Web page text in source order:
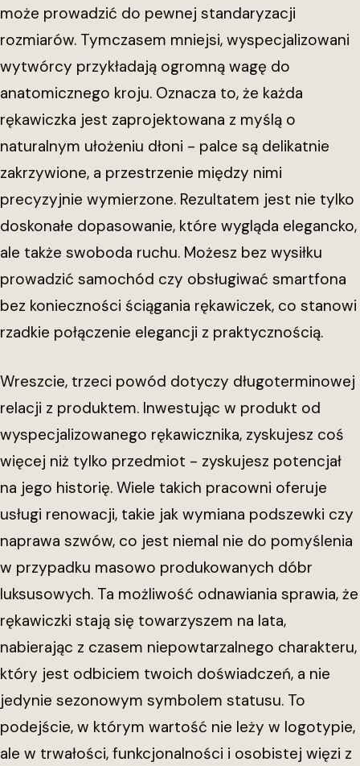
może prowadzić do pewnej standaryzacji
rozmiarów. Tymczasem mniejsi, wyspecjalizowani
wytwórcy przykładają ogromną wagę do
anatomicznego kroju. Oznacza to, że każda
rękawiczka jest zaprojektowana z myślą o
naturalnym ułożeniu dłoni - palce są delikatnie
zakrzywione, a przestrzenie między nimi
precyzyjnie wymierzone. Rezultatem jest nie tylko
doskonałe dopasowanie, które wygląda elegancko,
ale także swoboda ruchu. Możesz bez wysiłku
prowadzić samochód czy obsługiwać smartfona
bez konieczności ściągania rękawiczek, co stanowi
rzadkie połączenie elegancji z praktycznością.
Wreszcie, trzeci powód dotyczy długoterminowej
relacji z produktem. Inwestując w produkt od
wyspecjalizowanego rękawicznika, zyskujesz coś
więcej niż tylko przedmiot - zyskujesz potencjał
na jego historię. Wiele takich pracowni oferuje
usługi renowacji, takie jak wymiana podszewki czy
naprawa szwów, co jest niemal nie do pomyślenia
w przypadku masowo produkowanych dóbr
luksusowych. Ta możliwość odnawiania sprawia, że
rękawiczki stają się towarzyszem na lata,
nabierając z czasem niepowtarzalnego charakteru,
który jest odbiciem twoich doświadczeń, a nie
jedynie sezonowym symbolem statusu. To
podejście, w którym wartość nie leży w logotypie,
ale w trwałości, funkcjonalności i osobistej więzi z